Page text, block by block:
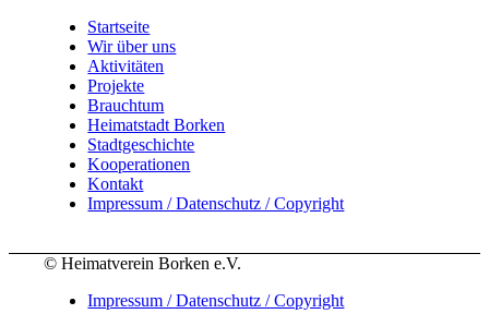
Startseite
Wir über uns
Aktivitäten
Projekte
Brauchtum
Heimatstadt Borken
Stadtgeschichte
Kooperationen
Kontakt
Impressum / Datenschutz / Copyright
© Heimatverein Borken e.V.
Impressum / Datenschutz / Copyright